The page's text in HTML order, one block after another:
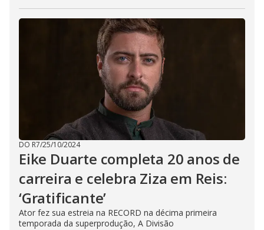
DO R7/25/10/2024
Eike Duarte completa 20 anos de
carreira e celebra Ziza em Reis:
‘Gratificante’
Ator fez sua estreia na RECORD na décima primeira
temporada da superprodução, A Divisão